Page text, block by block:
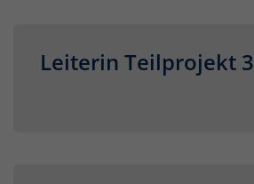
Leiterin Teilprojekt 3